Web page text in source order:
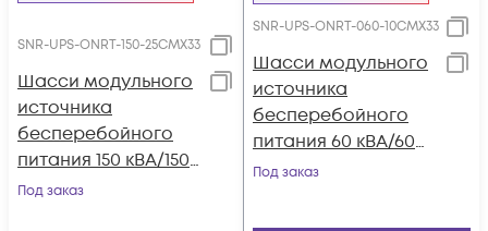
SNR-UPS-ONRT-150-25CMX33
Шасси модульного
источника
бесперебойного
питания 150 кВА/150
кВт серии СМ, 6
Под заказ
SNR-UPS-ONRT-060-10CMX33
Шасси модульного
источника
бесперебойного
питания 60 кВА/60
кВт серии СМ, 6
Под заказ